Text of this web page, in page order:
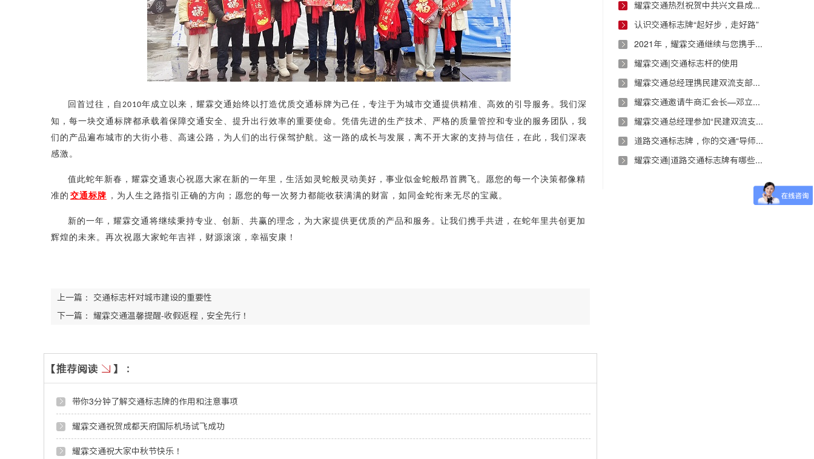
回首过往，自 2010年成立以来， 耀 霖交通始终以打造优质交通标牌为己任，专注于为城市交通提供精准、高效的引导服务。我们深
知，每一块交通标牌都承载着保障交通安全、提升出行效率的重要使命。凭借先进的生产技术、严格的质量管控和专业的服务团队，我
们的产品遍布城市的大街小巷、高速公路，为人们的出行保驾护航。这一路的成长与发展，离不开大家的支持与信任，在此，我们深表
感激。
值此蛇年新春，耀霖交通衷心祝愿大家在新的一年里，生活如灵蛇般灵动美好，事业似金蛇般昂首腾飞。愿您的每一个决策都像精
准的 交通标牌 ，为人生之路指引正确的方向；愿您的每一次努力都能收获满满的财富，如同金蛇衔来无尽的宝藏。
新的一年，耀霖交通将继续秉持专业、创新、共赢的理念，为大家提供更优质的产品和服务。让我们携手共进，在蛇年里共创更加
辉煌的未来。再次祝愿大家蛇年吉祥，财源滚滚，幸福安康！
上一篇： 交通标志杆对城市建设的重要性
下一篇： 耀霖交通温馨提醒-收假返程，安全先行！
带你3分钟了解交通标志牌的作用和注意事项
耀霖交通祝贺成都天府国际机场试飞成功
耀霖交通祝大家中秋节快乐！
耀霖交通热烈祝贺中共兴文县成都流动党员武侯区支部委员会正式成立
认识交通标志牌“起好步，走好路”
2021年，耀霖交通继续与您携手前行！
耀霖交通|交通标志杆的使用
耀霖交通总经理携民建双流支部开展扶贫援助活动
耀霖交通邀请牛商汇会长—邓立万进行演讲指导
耀霖交通总经理参加“民建双流支部红色之旅”活动
道路交通标志牌，你的交通“导师”！
耀霖交通|道路交通标志牌有哪些制作要求？